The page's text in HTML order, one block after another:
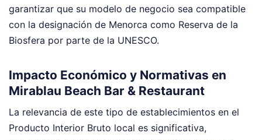
garantizar que su modelo de negocio sea compatible
con la designación de Menorca como Reserva de la
Biosfera por parte de la UNESCO.
Impacto Económico y Normativas en
Mirablau Beach Bar & Restaurant
La relevancia de este tipo de establecimientos en el
Producto Interior Bruto local es significativa,